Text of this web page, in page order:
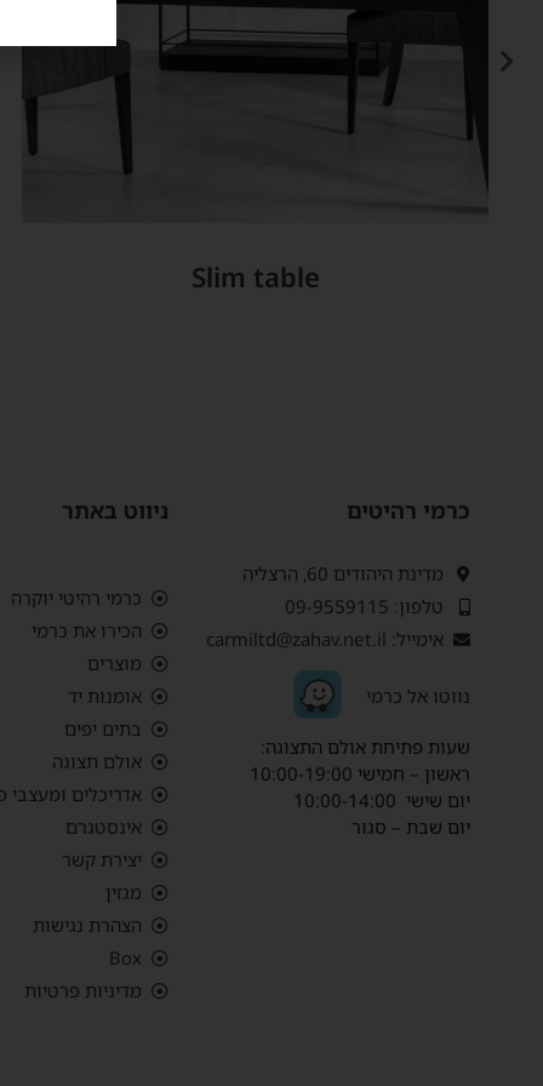
Slim table
כרמי רהיטים
מדינת היהודים 60, הרצליה
טלפון: 09-9559115
אימייל: carmiltd@zahav.net.il
נווטו אל כרמי
שעות פתיחת אולם התצוגה:
ראשון – חמישי 10:00-19:00
יום שישי 10:00-14:00
יום שבת – סגור
ניווט באתר
כרמי רהיטי יוקרה
הכירו את כרמי
מוצרים
אומנות יד
בתים יפים
אולם תצוגה
אדריכלים ומעצבי
אינסטגרם
יצירת קשר
מגזין
הצהרת נגישות
Box
מדיניות פרטיות